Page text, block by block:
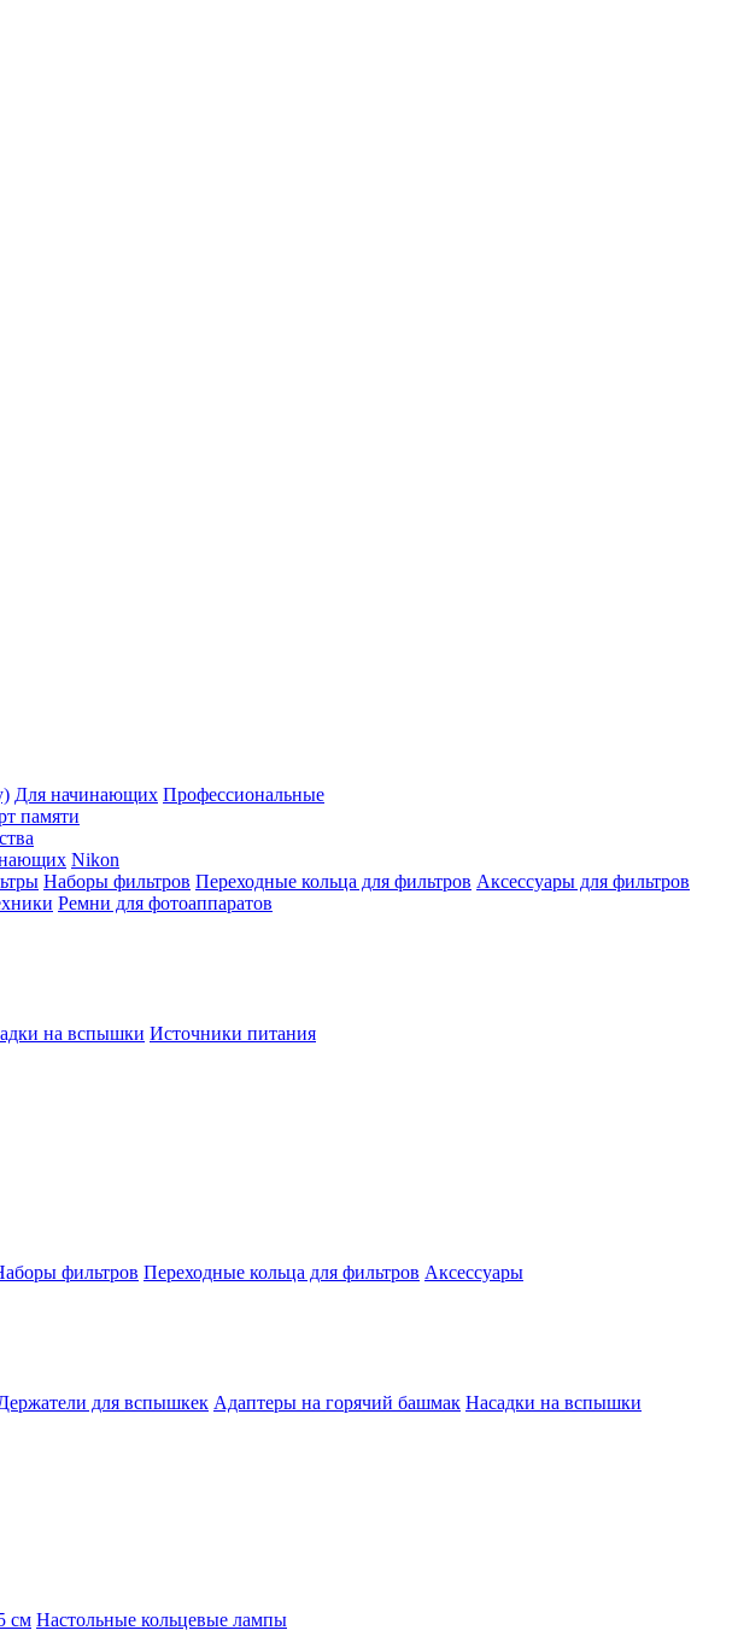
Для начинающих Профессиональные
памяти
Nikon
Наборы фильтров Переходные кольца для фильтров Аксессуары для фильтров
Ремни для фотоаппаратов
на вспышки Источники питания
фильтров Переходные кольца для фильтров Аксессуары
для вспышкек Адаптеры на горячий башмак Насадки на вспышки
см Настольные кольцевые лампы